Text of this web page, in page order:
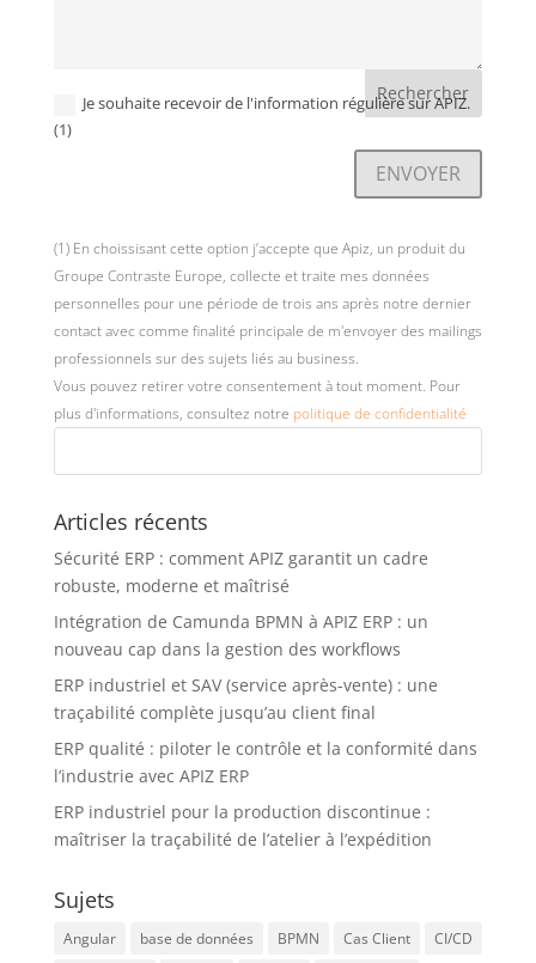
Je souhaite recevoir de l'information régulière sur APIZ.
(1)
ENVOYER
(1) En choissisant cette option j’accepte que Apiz, un produit du
Groupe Contraste Europe, collecte et traite mes données
personnelles pour une période de trois ans après notre dernier
contact avec comme finalité principale de m'envoyer des mailings
professionnels sur des sujets liés au business.
Vous pouvez retirer votre consentement à tout moment. Pour
plus d'informations, consultez notre politique de confidentialité
Articles récents
Sécurité ERP : comment APIZ garantit un cadre
robuste, moderne et maîtrisé
Intégration de Camunda BPMN à APIZ ERP : un
nouveau cap dans la gestion des workflows
ERP industriel et SAV (service après-vente) : une
traçabilité complète jusqu’au client final
ERP qualité : piloter le contrôle et la conformité dans
l’industrie avec APIZ ERP
ERP industriel pour la production discontinue :
maîtriser la traçabilité de l’atelier à l’expédition
Sujets
Angular base de données BPMN Cas Client
CI/CD